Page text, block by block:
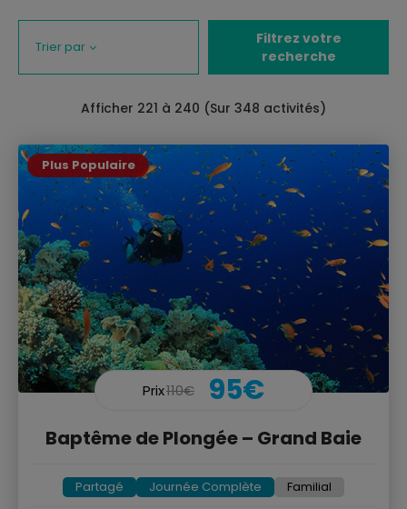
Trier par
Filtrez votre
recherche
Afficher 221 à 240 (Sur 348 activités)
Plus Populaire
Prix110€ 95€
Baptême de Plongée – Grand Baie
Partagé Journée Complète Familial